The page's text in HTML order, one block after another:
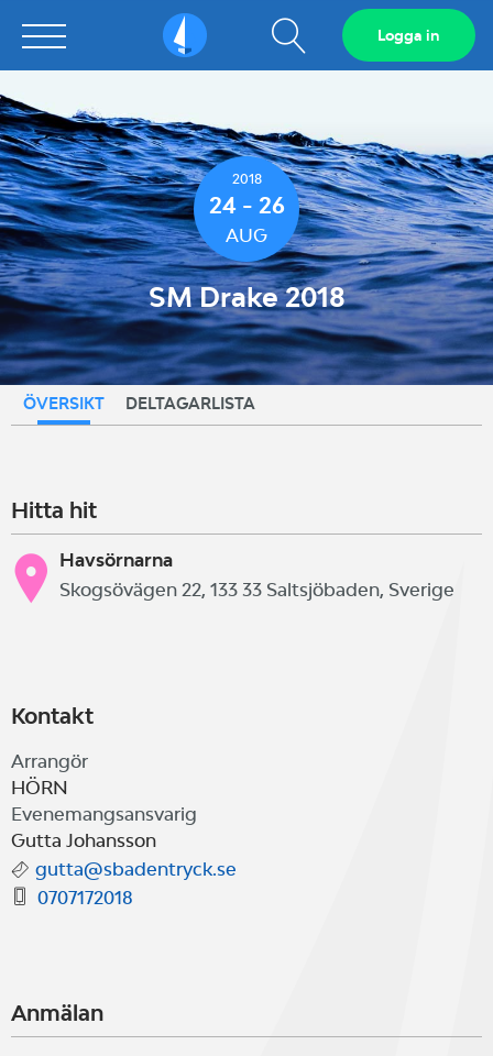
Sailarena Visa
sökfält
Logga in
2018
24 - 26
AUG
SM Drake 2018
ÖVERSIKT DELTAGARLISTA
Hitta hit
Havsörnarna
Skogsövägen 22, 133 33 Saltsjöbaden, Sverige
Kontakt
Arrangör
HÖRN
Evenemangsansvarig
Gutta Johansson
gutta@sbadentryck.se
0707172018
Anmälan